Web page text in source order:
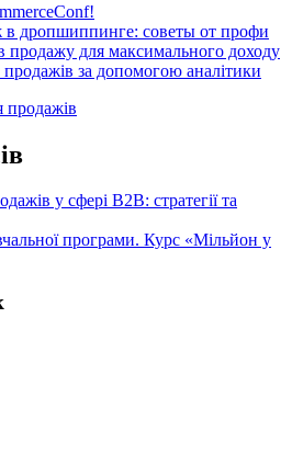
в дропшиппинге: советы от профи
продажу для максимального доходу
за допомогою аналітики
продажів
у сфері B2B: стратегії та
програми. Курс «Мільйон у